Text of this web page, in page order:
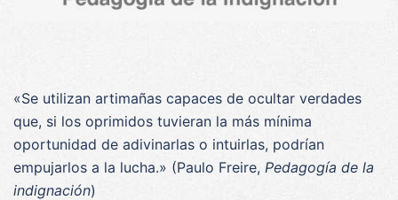
«Se utilizan artimañas capaces de ocultar verdades
que, si los oprimidos tuvieran la más mínima
oportunidad de adivinarlas o intuirlas, podrían
empujarlos a la lucha.» (Paulo Freire, Pedagogía de la
indignación)